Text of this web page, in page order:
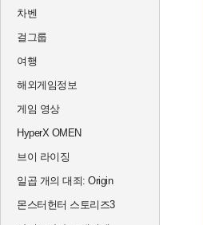
차벤
걸그룹
여행
해외게임정보
게임 영상
HyperX OMEN
브이 라이징
일곱 개의 대죄: Origin
몬스터헌터 스토리즈3